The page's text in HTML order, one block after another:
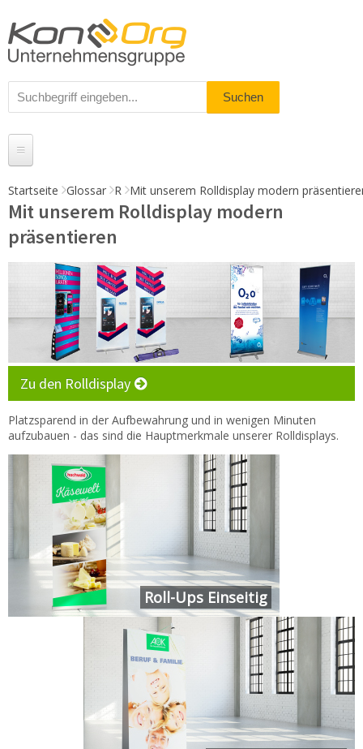
Produkte
Messestände
% Angebote
Kundenservice
Daten-Upload
Kontakt
Zum neuen Online Shop!
Startseite Glossar R Mit unserem Rolldisplay modern
Mit unserem Rolldisplay modern
präsentieren
Zu den Rolldisplay
Platzsparend in der Aufbewahrung und in wenigen Minuten
aufzubauen - das sind die Hauptmerkmale unserer Rolldisplays.
Roll-Ups Einseitig